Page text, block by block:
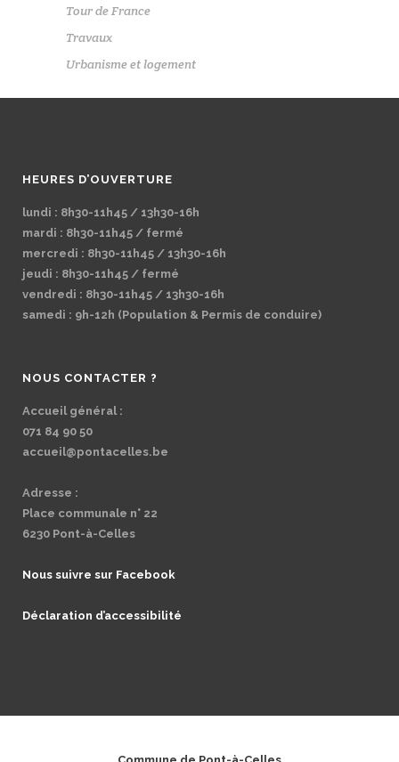
Tour de France
Travaux
Urbanisme et logement
HEURES D’OUVERTURE
lundi : 8h30-11h45 / 13h30-16h
mardi : 8h30-11h45 / fermé
mercredi : 8h30-11h45 / 13h30-16h
jeudi : 8h30-11h45 / fermé
vendredi : 8h30-11h45 / 13h30-16h
samedi : 9h-12h (Population & Permis de conduire)
NOUS CONTACTER ?
Accueil général :
071 84 90 50
accueil@pontacelles.be
Adresse :
Place communale n° 22
6230 Pont-à-Celles
Nous suivre sur Facebook
Déclaration d’accessibilité